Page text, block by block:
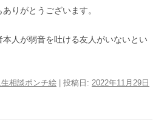
ありがとうございます。
人が弱音を吐ける友人がいないとい
相談ポンチ絵 | 投稿日: 2022年11月29日